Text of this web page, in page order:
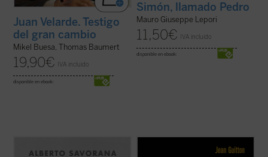
Juan Velarde. Testigo
del gran cambio
Mikel Buesa, Thomas Baumert
19,90€ IVA incluido
disponible en ebook:
Simón, llamado Pedro
Mauro Giuseppe Lepori
11,50€ IVA incluido
disponible en ebook:
Liberación, escrita por uno de sus más
El presente libro, publicado originalmente
un año después de la muerte de Pablo VI,